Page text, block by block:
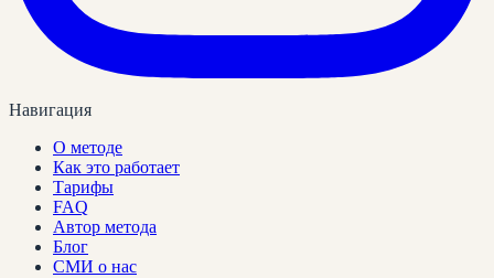
Навигация
О методе
Как это работает
Тарифы
FAQ
Автор метода
Блог
СМИ о нас